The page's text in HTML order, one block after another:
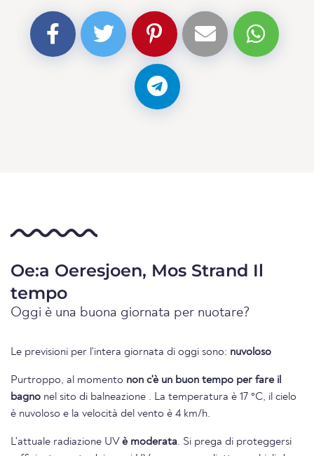
Oe:a Oeresjoen, Mos Strand Il
tempo
Oggi è una buona giornata per nuotare?
Le previsioni per l'intera giornata di oggi sono: nuvoloso
Purtroppo, al momento non c'è un buon tempo per fare il
bagno nel sito di balneazione . La temperatura è 17 °C, il cielo
è nuvoloso e la velocità del vento è 4 km/h.
L'attuale radiazione UV è moderata. Si prega di proteggersi